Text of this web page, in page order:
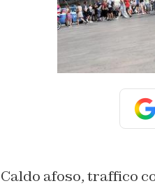
Caldo afoso, traffico